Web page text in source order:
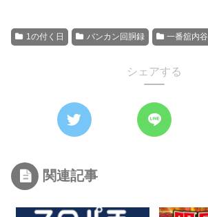
1の付く日 バンカン回胴録 一番舘内谷
シェアする
関連記事